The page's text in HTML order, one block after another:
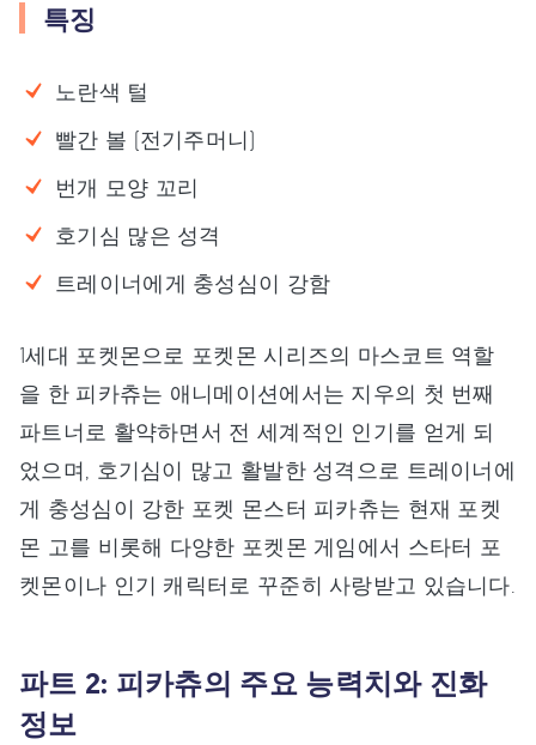
특징
노란색 털
빨간 볼 (전기주머니)
번개 모양 꼬리
호기심 많은 성격
트레이너에게 충성심이 강함
1세대 포켓몬으로 포켓몬 시리즈의 마스코트 역할
을 한 피카츄는 애니메이션에서는 지우의 첫 번째
파트너로 활약하면서 전 세계적인 인기를 얻게 되
었으며, 호기심이 많고 활발한 성격으로 트레이너에
게 충성심이 강한 포켓 몬스터 피카츄는 현재 포켓
몬 고를 비롯해 다양한 포켓몬 게임에서 스타터 포
켓몬이나 인기 캐릭터로 꾸준히 사랑받고 있습니다.
파트 2: 피카츄의 주요 능력치와 진화
정보